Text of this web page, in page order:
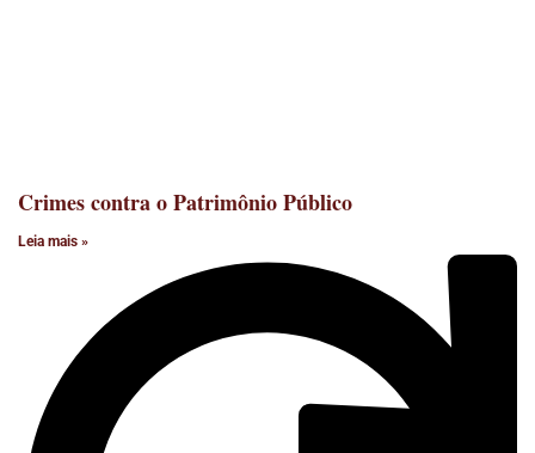
Crimes contra o Patrimônio Público
Leia mais »